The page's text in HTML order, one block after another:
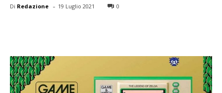
Di Redazione - 19 Luglio 2021 0